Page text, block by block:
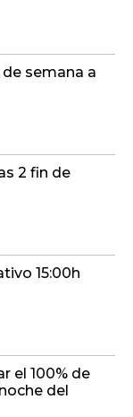
semana a
2 fin de
15:00h
el 100% de
del